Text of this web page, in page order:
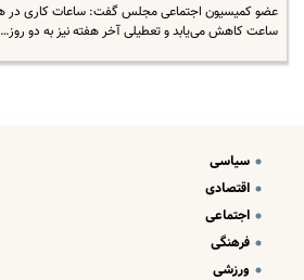
ساعت کاهش می‌یابد و تعطیلی آخر هفته نیز به دو روز…
سیاسی
اقتصادی
اجتماعی
فرهنگی
ورزشی